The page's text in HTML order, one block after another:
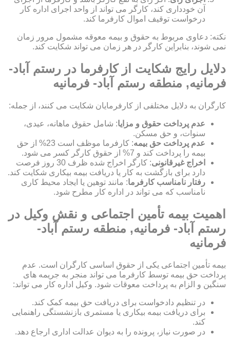
آن خودداری کند، کارگر می تواند از واحد اجرای اداره کار
درخواست توقیف اموال کارفرما کند.
نکته: دعاوی مربوط به حقوق و بیمه معوقه مشمول مرور زمان
نمی شوند، بنابراین کارگر در هر زمان می تواند شکایت کند.
دلایل رایج شکایت از کارفرما در رستم آباد-
فرمانیه, منطقه رستم آباد- فرمانیه
کارگران به دلایل مختلفی از کارفرمایان شکایت می کنند، از جمله:
عدم پرداخت حقوق و مزایا: شامل حقوق ماهانه، عیدی،
سنوات، و حق مسکن.
عدم پرداخت حق بیمه
: کارفرما موظف است 23% از حق
بیمه را پرداخت کند و 7% از حقوق کارگر کسر می شود.
اخراج غیرقانونی
: کارگر اخراج شده ظرف 30 روز فرصت
دارد برای بازگشت به کار یا دریافت بیمه بیکاری شکایت کند.
رفتار نامناسب کارفرما: مانند توهین یا ایجاد محیط کاری
نامناسب که می تواند در اداره کار مطرح شود.
اهمیت بیمه تأمین اجتماعی و نقش وکیل در
رستم آباد- فرمانیه, منطقه رستم آباد-
فرمانیه
بیمه تأمین اجتماعی یکی از حقوق اساسی کارگران است. عدم
پرداخت حق بیمه توسط کارفرما می تواند منجر به جریمه های
سنگین و الزام به پرداخت معوقات شود. وکیل اداره کار می تواند:
در تنظیم دادخواست برای دریافت حق بیمه کمک کند.
برای دریافت بیمه بیکاری یا مستمری بازنشستگی راهنمایی
کند.
در صورت نیاز، پرونده را به دیوان عدالت اداری ارجاع دهد.